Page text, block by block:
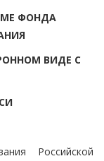
ФОНДА
ВИДЕ С
Российской